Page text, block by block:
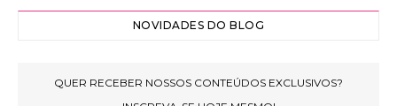
NOVIDADES DO BLOG